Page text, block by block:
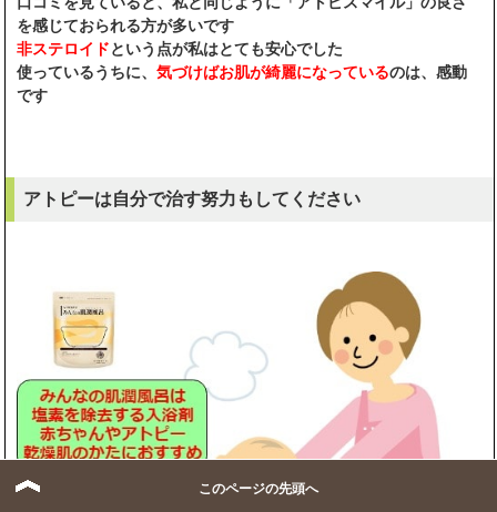
を感じておられる方が多いです
非ステロイドという点が私はとても安心でした
使っているうちに、気づけばお肌が綺麗になっているのは、感動
です
アトピーは自分で治す努力もしてください
このページの先頭へ